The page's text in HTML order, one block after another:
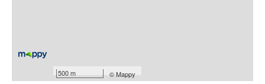
500 m ©Mappy
Équipements